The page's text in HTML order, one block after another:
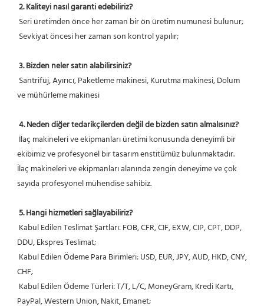
2. Kaliteyi nasıl garanti edebiliriz?
Seri üretimden önce her zaman bir ön üretim numunesi bulunur;
Sevkiyat öncesi her zaman son kontrol yapılır;
3. Bizden neler satın alabilirsiniz?
ve mühürleme makinesi
4. Neden diğer tedarikçilerden değil de bizden satın almalısınız?
ekibimiz ve profesyonel bir tasarım enstitümüz bulunmaktadır.
İlaç makineleri ve ekipmanları alanında zengin deneyime ve çok
sayıda profesyonel mühendise sahibiz.
5. Hangi hizmetleri sağlayabiliriz?
DDU, Ekspres Teslimat;
CHF;
PayPal, Western Union, Nakit, Emanet;